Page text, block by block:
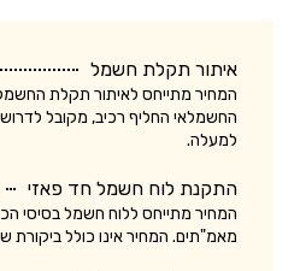
איתור תקלת חשמל
המחיר מתייחס לאיתור תקלת
למעלה.
התקנת לוח חשמל חד פאזי
מאמ"תים. המחיר אינו כולל